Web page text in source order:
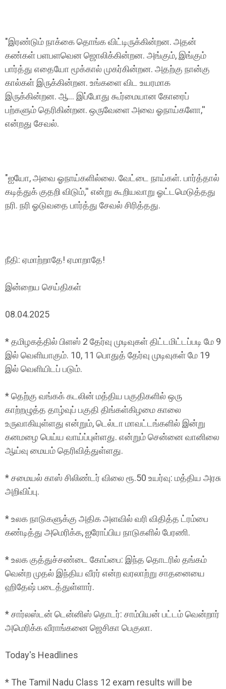
"இரண்டும் நாக்கை தொங்க விட்டிருக்கின்றன. அதன்
கண்கள் பளபளவென ஜொலிக்கின்றன. அங்கும், இங்கும்
பார்த்து எதையோ மூக்கால் முகர்கின்றன. அதற்கு நான்கு
கால்கள் இருக்கின்றன. உங்களை விட உயரமாக
இருக்கின்றன. ஆ... இப்போது கூர்மையான கோரைப்
பற்களும் தெரிகின்றன. ஒருவேளை அவை ஓநாய்களோ,''
என்றது சேவல்.
"ஐயோ, அவை ஓநாய்களில்லை. வேட்டை நாய்கள். பார்த்தால்
கடித்துக் குதறி விடும்,'' என்று கூறியவாறு ஓட்டமெடுத்தது
நரி. நரி ஓடுவதை பார்த்து சேவல் சிரித்தது.
நீதி: ஏமாற்றாதே! ஏமாறாதே!
இன்றைய செய்திகள்
08.04.2025
* தமிழகத்தில் பிளஸ் 2 தேர்வு முடிவுகள் திட்டமிட்டப்படி மே 9
இல் வெளியாகும். 10, 11 பொதுத் தேர்வு முடிவுகள் மே 19
இல் வெளியிடப் படும்.
* தெற்கு வங்கக் கடலின் மத்திய பகுதிகளில் ஒரு
காற்றழுத்த தாழ்வுப் பகுதி திங்கள்கிழமை காலை
உருவாகியுள்ளது என்றும், டெல்டா மாவட்டங்களில் இன்று
கனமழை பெய்ய வாய்ப்புள்ளது. என்றும் சென்னை வானிலை
ஆய்வு மையம் தெரிவித்துள்ளது.
* சமையல் காஸ் சிலிண்டர் விலை ரூ.50 உயர்வு: மத்திய அரசு
அறிவிப்பு.
* உலக நாடுகளுக்கு அதிக அளவில் வரி விதித்த ட்ரம்பை
கண்டித்து அமெரிக்க, ஐரோப்பிய நாடுகளில் பேரணி.
* உலக குத்துச்சண்டை கோப்பை: இந்த தொடரில் தங்கம்
வென்ற முதல் இந்திய வீரர் என்ற வரலாற்று சாதனையை
ஹிதேஷ் படைத்துள்ளார்.
* சார்லஸ்டன் டென்னிஸ் தொடர்: சாம்பியன் பட்டம் வென்றார்
அமெரிக்க வீராங்கனை ஜெசிகா பெகுலா.
Today's Headlines
* The Tamil Nadu Class 12 exam results will be